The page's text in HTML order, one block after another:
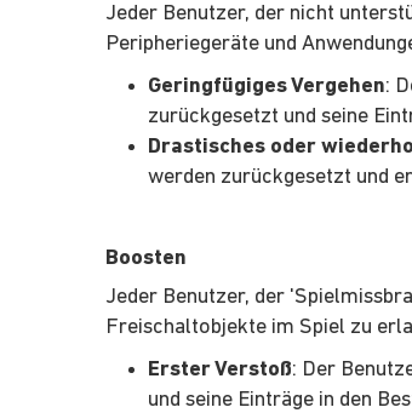
Jeder Benutzer, der nicht
Peripheriegeräte und
Geringfügiges Vergehen:
zurückgesetzt und seine
Drastisches oder
werden zurückgesetzt und
Boosten
Jeder Benutzer, der
Freischaltobjekte im Spiel zu
Erster Verstoß: Der
und seine Einträge in den